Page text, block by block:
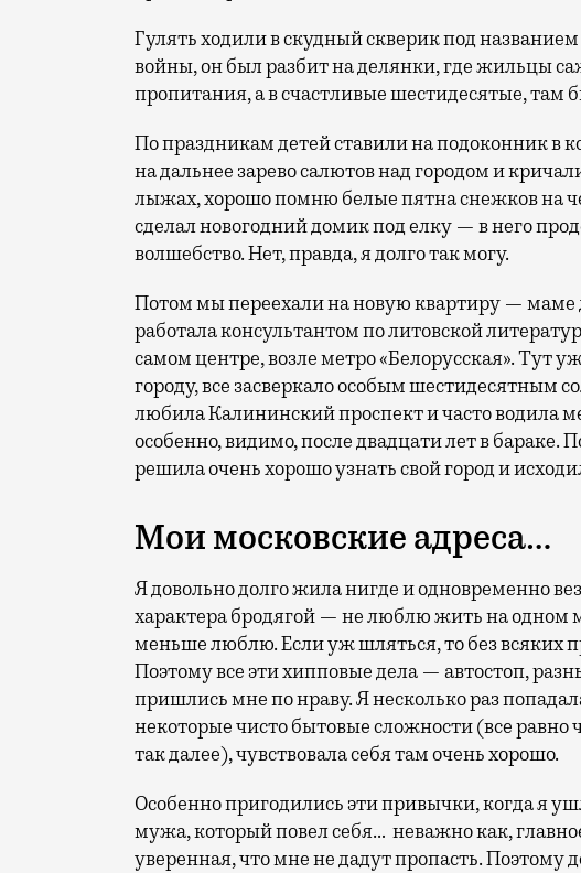
Гулять ходили в скудный скверик под
войны, он был разбит на делянки, где жильцы
пропитания, а в счастливые шестидесятые, там
По праздникам детей ставили на подоконник в
на дальнее зарево салютов над городом и
лыжах, хорошо помню белые пятна снежков на
сделал новогодний домик под елку — в него
волшебство. Нет, правда, я долго так могу.
Потом мы переехали на новую квартиру — маме
работала консультантом по литовской
самом центре, возле метро «Белорусская». Тут
городу, все засверкало особым
любила Калининский проспект и часто водила
особенно, видимо, после двадцати лет в
решила очень хорошо узнать свой город и
Мои московские адреса…
Я довольно долго жила нигде и одновременно
характера бродягой — не люблю жить на одном
меньше люблю. Если уж шляться, то без всяких
Поэтому все эти хипповые дела — автостоп,
пришлись мне по нраву. Я несколько раз
некоторые чисто бытовые сложности (все равно
так далее), чувствовала себя там очень хорошо.
Особенно пригодились эти привычки, когда я
мужа, который повел себя… неважно как,
уверенная, что мне не дадут пропасть. Поэтому